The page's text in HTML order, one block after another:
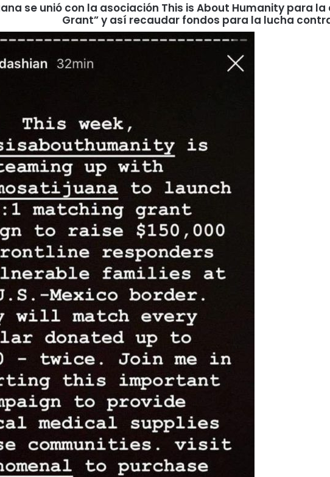
se unió con la asociación This is About Humanity para
Grant” y así recaudar fondos para la lucha